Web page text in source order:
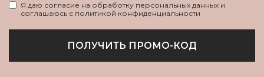
Я даю согласие на обработку персональных данных и
соглашаюсь с политикой конфиденциальности
ПОЛУЧИТЬ ПРОМО-КОД